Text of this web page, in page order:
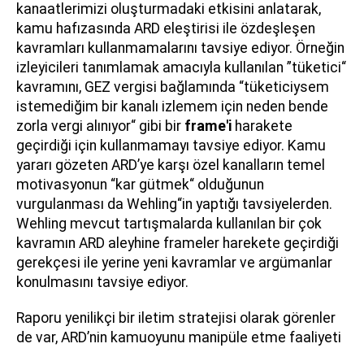
kanaatlerimizi oluşturmadaki etkisini anlatarak,
kamu hafızasında ARD eleştirisi ile özdeşleşen
kavramları kullanmamalarını tavsiye ediyor. Örneğin
izleyicileri tanımlamak amacıyla kullanılan ”tüketici“
kavramını, GEZ vergisi bağlamında “tüketiciysem
istemediğim bir kanalı izlemem için neden bende
zorla vergi alınıyor“ gibi bir frame'i harakete
geçirdiği için kullanmamayı tavsiye ediyor. Kamu
yararı gözeten ARD’ye karşı özel kanalların temel
motivasyonun “kar gütmek“ olduğunun
vurgulanması da Wehling“in yaptığı tavsiyelerden.
Wehling mevcut tartışmalarda kullanılan bir çok
kavramın ARD aleyhine frameler harekete geçirdiği
gerekçesi ile yerine yeni kavramlar ve argümanlar
konulmasını tavsiye ediyor.
Raporu yenilikçi bir iletim stratejisi olarak görenler
de var, ARD’nin kamuoyunu manipüle etme faaliyeti